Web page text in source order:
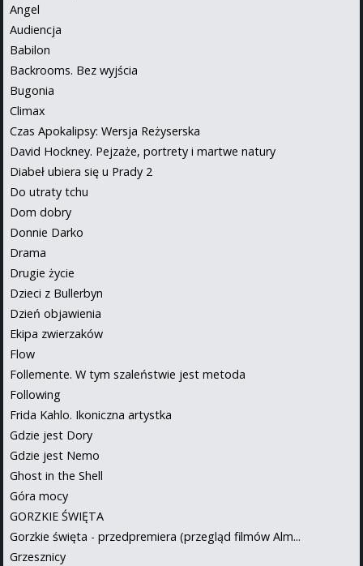
Angel
Audiencja
Babilon
Backrooms. Bez wyjścia
Bugonia
Climax
Czas Apokalipsy: Wersja Reżyserska
David Hockney. Pejzaże, portrety i martwe natury
Diabeł ubiera się u Prady 2
Do utraty tchu
Dom dobry
Donnie Darko
Drama
Drugie życie
Dzieci z Bullerbyn
Dzień objawienia
Ekipa zwierzaków
Flow
Follemente. W tym szaleństwie jest metoda
Following
Frida Kahlo. Ikoniczna artystka
Gdzie jest Dory
Gdzie jest Nemo
Ghost in the Shell
Góra mocy
GORZKIE ŚWIĘTA
Gorzkie święta - przedpremiera (przegląd filmów Alm...
Grzesznicy